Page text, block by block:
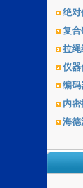
绝对
复合
拉绳
仪器
编码
内
海德